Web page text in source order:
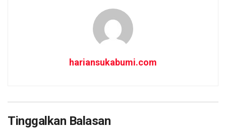
hariansukabumi.com
Tinggalkan Balasan